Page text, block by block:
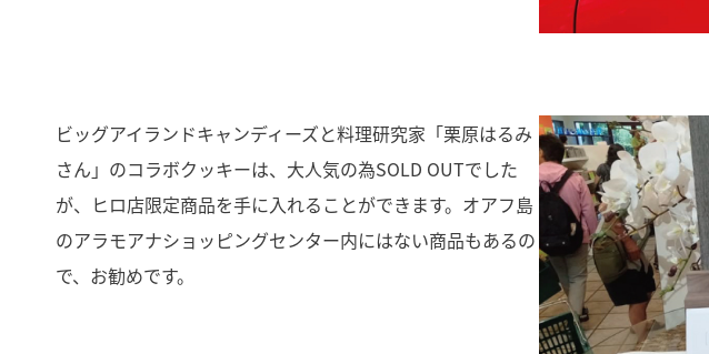
ビッグアイランドキャンディーズと料理研究家「栗原はるみ
さん」のコラボクッキーは、大人気の為SOLD OUTでした
が、ヒロ店限定商品を手に入れることができます。オアフ島
のアラモアナショッピングセンター内にはない商品もあるの
で、お勧めです。